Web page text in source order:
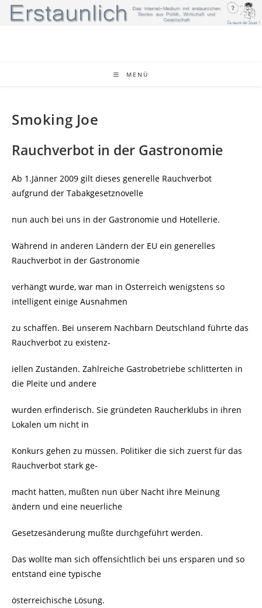
Zum
Inhalt
MENÜ
Smoking Joe
Rauchverbot in der Gastronomie
Ab 1.Jänner 2009 gilt dieses generelle Rauchverbot
aufgrund der Tabakgesetznovelle
nun auch bei uns in der Gastronomie und Hotellerie.
Während in anderen Ländern der EU ein generelles
Rauchverbot in der Gastronomie
verhängt wurde, war man in Österreich wenigstens so
intelligent einige Ausnahmen
zu schaffen. Bei unserem Nachbarn Deutschland führte das
Rauchverbot zu existenz-
iellen Zuständen. Zahlreiche Gastrobetriebe schlitterten in
die Pleite und andere
wurden erfinderisch. Sie gründeten Raucherklubs in ihren
Lokalen um nicht in
Konkurs gehen zu müssen. Politiker die sich zuerst für das
Rauchverbot stark ge-
macht hatten, mußten nun über Nacht ihre Meinung
ändern und eine neuerliche
Gesetzesänderung mußte durchgeführt werden.
Das wollte man sich offensichtlich bei uns ersparen und so
entstand eine typische
österreichische Lösung.